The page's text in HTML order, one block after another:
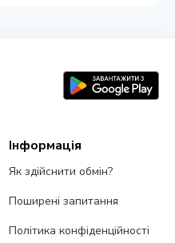
Інформація
Як здійснити обмін?
Поширені запитання
Політика конфіденційності